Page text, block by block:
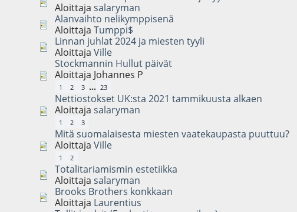
Aloittajasalaryman
Alanvaihto nelikymppisenä
AloittajaTumppi$
Linnan juhlat 2024 ja miesten tyyli
AloittajaVille
Stockmannin Hullut päivät
Aloittaja Johannes P
1 2 3 ... 23
Nettiostokset UK:sta 2021 tammikuusta alkaen
Aloittajasalaryman
1 2 3
Mitä suomalaisesta miesten vaatekaupasta puuttuu?
AloittajaVille
1 2
Totalitariamismin estetiikka
Aloittajasalaryman
Brooks Brothers konkkaan
Aloittaja Laurentius